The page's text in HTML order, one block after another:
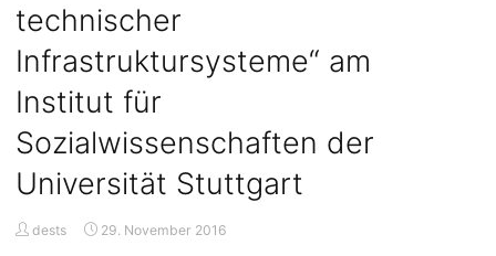
Thema
„Partizipation
bei
Planungs-
und
Infrastrukturvorhaben“
am
Institut
Sozialwissenschaften
technischer
Infrastruktursysteme“ am
Institut für
Sozialwissenschaften der
Universität Stuttgart
dests 29. November 2016